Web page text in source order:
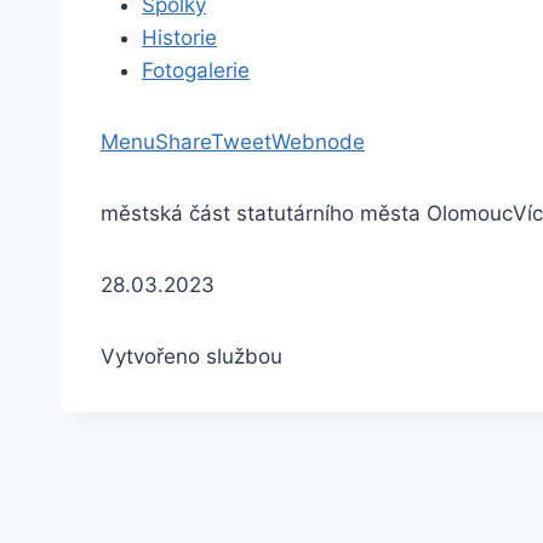
Spolky
Historie
Fotogalerie
MenuShareTweetWebnode
městská část statutárního města Olomouc
28.03.2023
Vytvořeno službou